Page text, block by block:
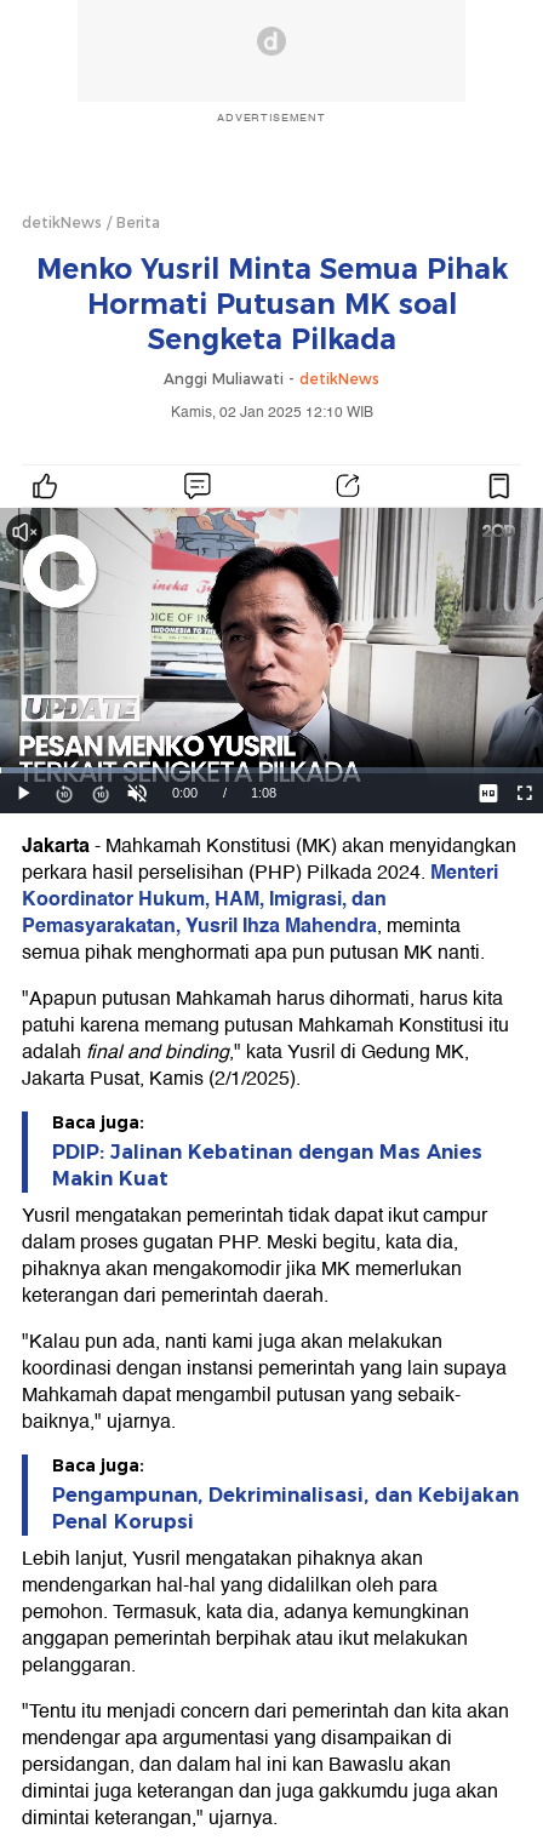
ADVERTISEMENT
detikNews Berita
Menko Yusril Minta Semua Pihak
Hormati Putusan MK soal
Sengketa Pilkada
Anggi Muliawati - detikNews
Kamis, 02 Jan 2025 12:10 WIB
Jakarta-Mahkamah Konstitusi (MK) akan menyidangkan
perkara hasil perselisihan (PHP) Pilkada 2024. Menteri
Koordinator Hukum, HAM, Imigrasi, dan
Pemasyarakatan, Yusril Ihza Mahendra, meminta
semua pihak menghormati apa pun putusan MK nanti.
"Apapun putusan Mahkamah harus dihormati, harus kita
patuhi karena memang putusan Mahkamah Konstitusi itu
adalah final and binding," kata Yusril di Gedung MK,
Jakarta Pusat, Kamis (2/1/2025).
Baca juga:
PDIP: Jalinan Kebatinan dengan Mas Anies
Makin Kuat
Yusril mengatakan pemerintah tidak dapat ikut campur
dalam proses gugatan PHP. Meski begitu, kata dia,
pihaknya akan mengakomodir jika MK memerlukan
keterangan dari pemerintah daerah.
"Kalau pun ada, nanti kami juga akan melakukan
koordinasi dengan instansi pemerintah yang lain supaya
Mahkamah dapat mengambil putusan yang sebaik-
baiknya," ujarnya.
Baca juga:
Pengampunan, Dekriminalisasi, dan Kebijakan
Penal Korupsi
Lebih lanjut, Yusril mengatakan pihaknya akan
mendengarkan hal-hal yang didalilkan oleh para
pemohon. Termasuk, kata dia, adanya kemungkinan
anggapan pemerintah berpihak atau ikut melakukan
pelanggaran.
"Tentu itu menjadi concern dari pemerintah dan kita akan
mendengar apa argumentasi yang disampaikan di
persidangan, dan dalam hal ini kan Bawaslu akan
dimintai juga keterangan dan juga gakkumdu juga akan
dimintai keterangan," ujarnya.